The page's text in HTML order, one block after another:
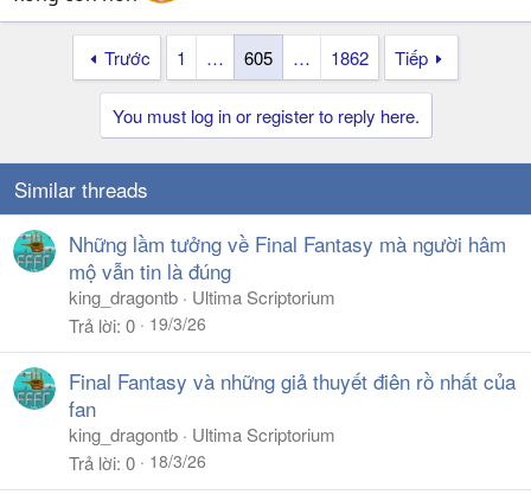
Trước 1 … 605 … 1862 Tiếp
You must log in or register to reply here.
Similar threads
Những lầm tưởng về Final Fantasy mà người hâm
mộ vẫn tin là đúng
king_dragontb
Ultima Scriptorium
Trả lời 0 19/3/26
Final Fantasy và những giả thuyết điên rồ nhất của
fan
king_dragontb
Ultima Scriptorium
Trả lời 0 18/3/26